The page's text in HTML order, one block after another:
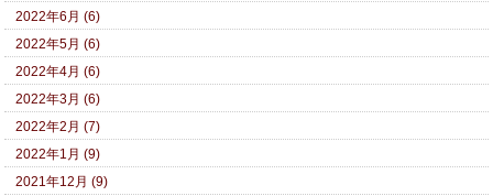
2022年6月 (6)
2022年5月 (6)
2022年4月 (6)
2022年3月 (6)
2022年2月 (7)
2022年1月 (9)
2021年12月 (9)